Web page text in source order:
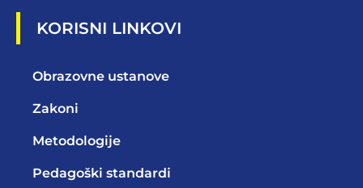
KORISNI LINKOVI
Obrazovne ustanove
Zakoni
Metodologije
Pedagoški standardi